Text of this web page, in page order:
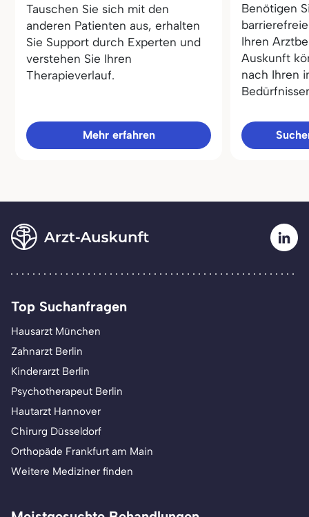
Tauschen Sie sich mit den
anderen Patienten aus, erhalten
Sie Support durch Experten und
verstehen Sie Ihren
Therapieverlauf.
Mehr erfahren
Benötigen
Ihren
Auskunft
nach Ihren
Top Suchanfragen
Hausarzt München
Zahnarzt Berlin
Kinderarzt Berlin
Psychotherapeut Berlin
Hautarzt Hannover
Chirurg Düsseldorf
Orthopäde Frankfurt am Main
Weitere Mediziner finden